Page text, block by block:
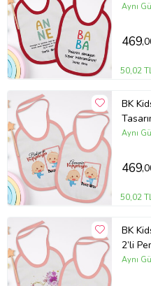
Aynı
469
50,02
BK
Aynı
469
50,02
BK
2’li
Aynı